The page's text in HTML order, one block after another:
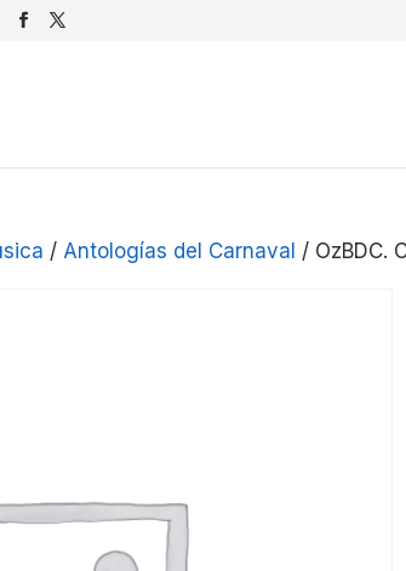
/ Antologías del Carnaval / OzBDC.